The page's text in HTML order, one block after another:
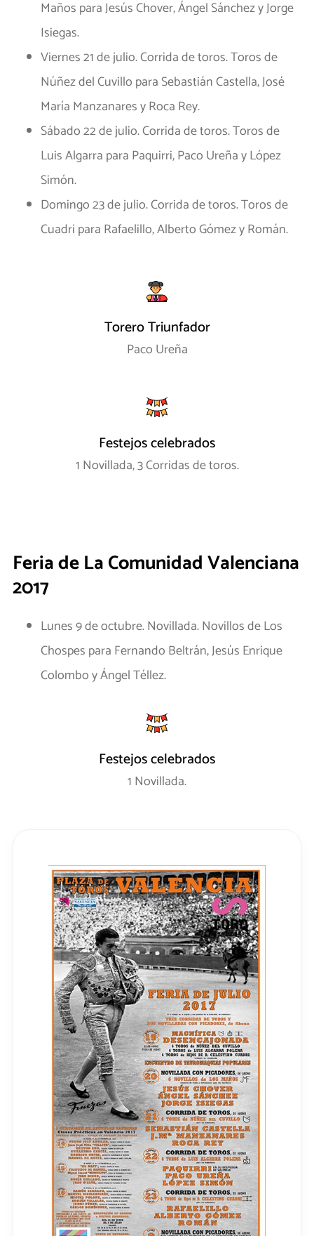
Maños para Jesús Chover, Ángel Sánchez y Jorge
Isiegas.
Viernes 21 de julio. Corrida de toros. Toros de
Núñez del Cuvillo para Sebastián Castella, José
María Manzanares y Roca Rey.
Sábado 22 de julio. Corrida de toros. Toros de
Luis Algarra para Paquirri, Paco Ureña y López
Simón.
Domingo 23 de julio. Corrida de toros. Toros de
Cuadri para Rafaelillo, Alberto Gómez y Román.
Torero Triunfador
Paco Ureña
Festejos celebrados
1 Novillada, 3 Corridas de toros.
Feria de La Comunidad Valenciana
2017
Lunes 9 de octubre. Novillada. Novillos de Los
Chospes para Fernando Beltrán, Jesús Enrique
Colombo y Ángel Téllez.
Festejos celebrados
1 Novillada.